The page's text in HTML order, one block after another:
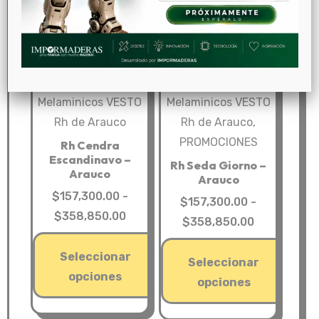
Las
opciones
elegir
en
la
página
de
producto
Melaminicos VESTO
Rh de Arauco
Rh Cendra
Escandinavo –
Arauco
$157,300.00 -
$358,850.00Rango
de
precios:
$157,300.00
hasta
Seleccionar
opciones
Melaminicos VESTO
Rh de Arauco,
PROMOCIONES
Rh Seda Giorno –
Arauco
$157,300.00 -
$358,850.00
de
precios:
Seleccionar
opciones